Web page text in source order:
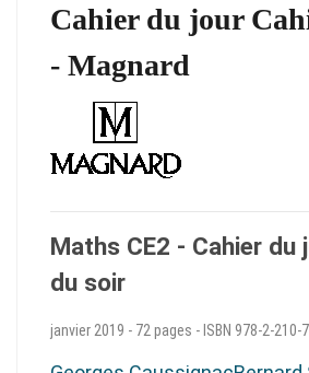
Cahier du jour
- Magnard
Maths CE2 - Cahier du
du soir
janvier 2019 - 72 pages - ISBN 978-2-210-